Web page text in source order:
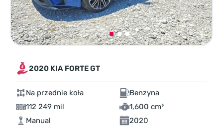
2020 KIA FORTE GT
Na przednie koła
Benzyna
112 249 mil
1,600 cm³
Manual
2020